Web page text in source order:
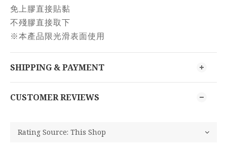
免上膠直接貼黏
不殘膠直接取下
※本產品限光滑表面使用
SHIPPING & PAYMENT
CUSTOMER REVIEWS